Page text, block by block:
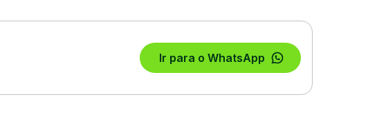
Ir para o WhatsApp